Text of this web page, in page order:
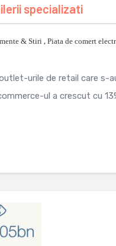
specializati
& Stiri , Piata de comert
urile de retail care s-
ul a crescut cu